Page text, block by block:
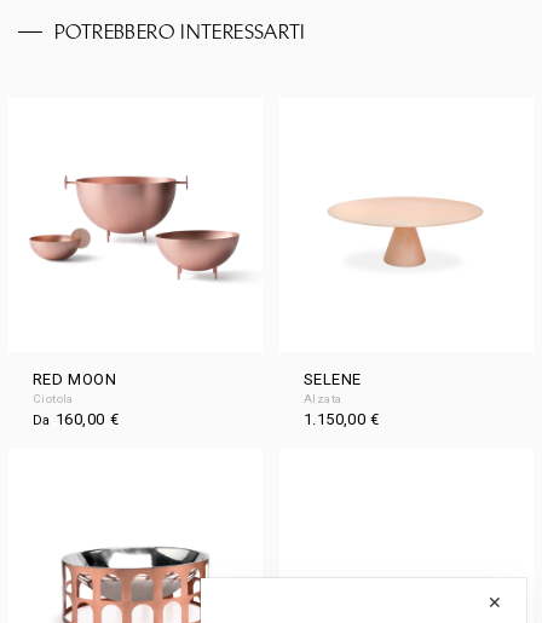
POTREBBERO INTERESSARTI
RED MOON
Ciotola
Da 160,00 €
SELENE
Alzata
1.150,00€
✕